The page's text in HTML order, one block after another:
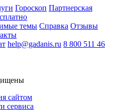
Гороскоп Партнерская
темы Справка Отзывы
help@gadanis.ru 8 800 511 46
сайтом
сервиса